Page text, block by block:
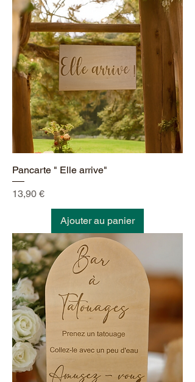
Pancarte " Elle arrive"
Prix
13,90 €
Ajouter au panier